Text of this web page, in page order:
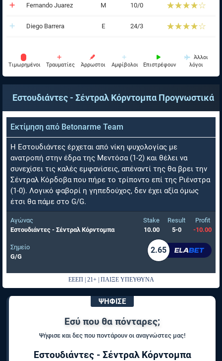
Fernando Juarez Μ 10/0 ☆☆☆☆☆
★★★★★
Diego Barrera Ε 24/3 ☆☆☆☆☆
★★★★★
Tιμωρημένοι Τραυματίες Άρρωστοι Αμφίβολοι Επιστρέφουν
Άλλοι
λόγοι
Εστουδιάντες - Σέντραλ Κόρντομπα Προγνωστικά
Εκτίμηση από Betonarme Team
Η Εστουδιάντες έρχεται από νίκη ψυχολογίας με
ανατροπή στην έδρα της Μεντόσα (1-2) και θέλει να
συνεχίσει τις καλές εμφανίσεις, απέναντί της θα βρει την
Σέντραλ Κόρδοβα που πήρε το τρίποντο επί της Ριένστρα
(1-0). Λογικό φαβορί η γηπεδούχος, δεν έχει αξία όμως
έτσι θα πάμε στο G/G.
Αγώνας
Εστουδιάντες - Σέντραλ Κόρντομπα
Stake
10.00
Result
5-0
Profit
-10.00
Σημείο
G/G
2.65
ΕΕΕΠ | 21+ | ΠΑΙΞΕ ΥΠΕΥΘΥΝΑ
ΨΗΦΙΣΕ
Εσύ που θα πόνταρες;
Ψήφισε και δες που ποντάρουν οι αναγνώστες μας!
Εστουδιάντες - Σέντραλ Κόρντομπα